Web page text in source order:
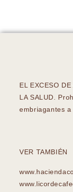
EL EXCESO
LA SALUD.
embriagantes a
VER TAMBIÉN